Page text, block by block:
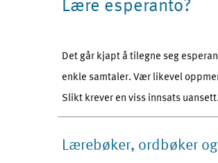
Det går kjapt å tilegne seg
enkle samtaler. Vær likevel
Slikt krever en viss innsats uansett.
Lærebøker, ordbøker